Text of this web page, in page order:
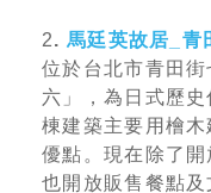
2. 馬廷英故居_青
位於台北市青田
六」，為日式歷
棟建築主要用檜
優點。現在除了開
也開放販售餐點及